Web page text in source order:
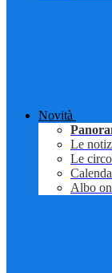
Novità
Le
Le
Albo